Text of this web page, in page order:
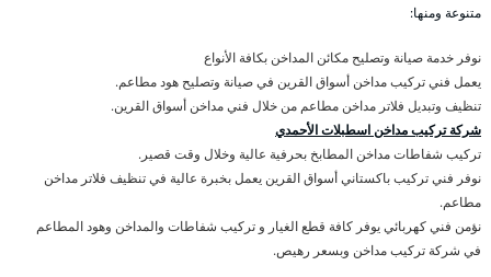
متنوعة ومنها:
نوفر خدمة صيانة وتصليح مكائن المداخن بكافة الأنواع
يعمل فني تركيب مداخن أسواق القرين في صيانة وتصليح هود مطاعم.
تنظيف وتبديل فلاتر مداخن مطاعم من خلال فني مداخن أسواق القرين.
شركة تركيب مداخن اسطبلات الأحمدي
تركيب شفاطات مداخن المطابخ بحرفية عالية وخلال وقت قصير.
نوفر فني تركيب باكستاني أسواق القرين يعمل بخبرة عالية في تنظيف فلاتر مداخن
مطاعم.
نؤمن فني كهربائي يوفر كافة قطع الغيار و تركيب شفاطات والمداخن وهود المطاعم
في شركة تركيب مداخن وبسعر رهيص.